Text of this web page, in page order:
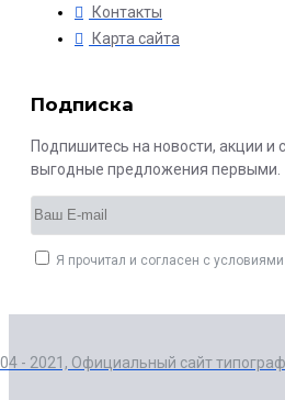
Контакты
Карта сайта
Подписка
Подпишитесь на новости, акции и
выгодные предложения первыми.
Я прочитал и согласен с условиями
- 2021, Официальный сайт